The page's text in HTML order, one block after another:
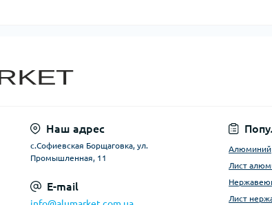
Наш адрес
с.Софиевская Борщаговка, ул.
Промышленная, 11
E-mail
Алюминий
Лист
Лист